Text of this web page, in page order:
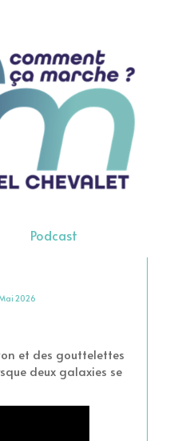
Podcast
2026
et des gouttelettes
deux galaxies se